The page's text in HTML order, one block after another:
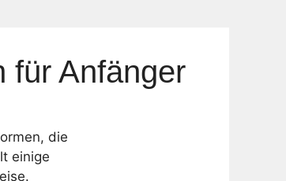
für Anfänger
die
einige